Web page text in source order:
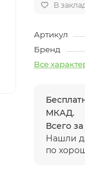
В
Артикул
Бренд
Все
МКАД.
Всего
Нашли
по